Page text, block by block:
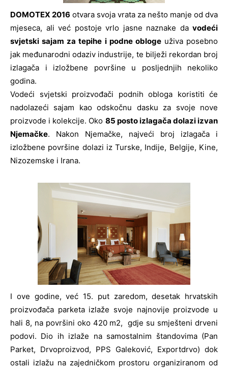
DOMOTEX 2016 otvara svoja vrata za nešto manje od dva
mjeseca, ali već postoje vrlo jasne naznake da vodeći
svjetski sajam za tepihe i podne oblogeuživa posebno
jak međunarodni odaziv industrije, te bilježi rekordan broj
izlagača i izložbene površine u posljednjih nekoliko
godina.
Vodeći svjetski proizvođači podnih obloga koristiti će
nadolazeći sajam kao odskočnu dasku za svoje nove
proizvode i kolekcije. Oko 85 posto izlagača dolazi izvan
Njemačke. Nakon Njemačke, najveći broj izlagača i
izložbene površine dolazi iz Turske, Indije, Belgije, Kine,
Nizozemske i Irana.
I ove godine, već 15. put zaredom, desetak hrvatskih
proizvođača parketa izlaže svoje najnovije proizvode u
hali 8, na površini oko 420 m2, gdje su smješteni drveni
podovi. Dio ih izlaže na samostalnim štandovima (Pan
Parket, Drvoproizvod, PPS Galeković, Exportdrvo) dok
ostali izlažu na zajedničkom prostoru organiziranom od